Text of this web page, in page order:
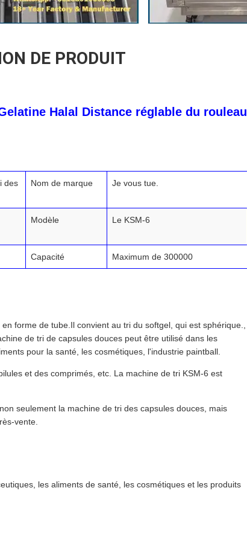
DE PRODUIT
Halal Distance réglable du rouleau
des
Nom de marque Je vous tue.
Modèle Le KSM-6
Capacité Maximum de 300000
forme de tube.Il convient au tri du softgel, qui est sphérique.,
de tri de capsules douces peut être utilisé dans les
pour la santé, les cosmétiques, l'industrie paintball.
et des comprimés, etc. La machine de tri KSM-6 est
seulement la machine de tri des capsules douces, mais
vente.
les aliments de santé, les cosmétiques et les produits